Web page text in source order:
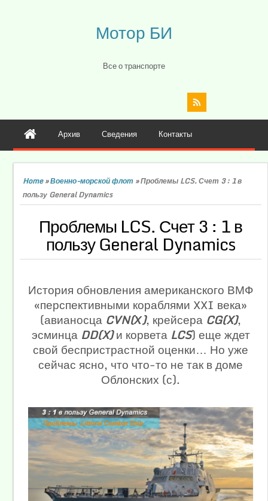
Мотор БИ
Все о транспорте
Архив Сведения Контакты
Home»Военно-морской флот »Проблемы LCS. Счет 3 : 1 в
пользу General Dynamics
Проблемы LCS. Счет 3 : 1 в
пользу General Dynamics
История обновления американского ВМФ
«перспективными кораблями XXI века»
(авианосца CVN(Х), крейсера CG(X),
эсминца DD(X)и корвета LCS) еще ждет
свой беспристрастной оценки… Но уже
сейчас ясно, что что-то не так в доме
Облонских (с).